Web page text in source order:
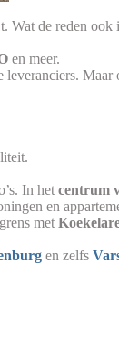
Wat de reden ook
en meer.
leveranciers.
In het centrum
en
met
en zelfs